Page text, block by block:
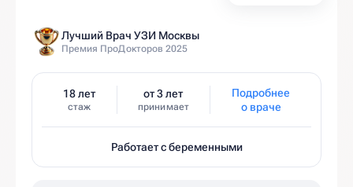
Лучший Врач УЗИ Москвы
Премия ПроДокторов 2025
18 лет
стаж
от 3 лет
принимает
Подробнее
о враче
Работает с беременными